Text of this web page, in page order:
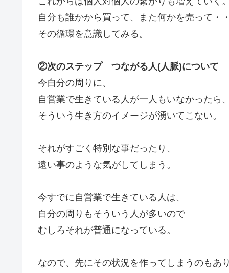
自分も誰かから買って、また何かを売って・
その循環を意識してみる。
②次のステップ つながる人(人脈)について
今自分の周りに、
自営業で生きている人が一人もいなかったら、
そういう生き方のイメージが湧いてこない。
それがすごく特別な事だったり、
遠い事のような気がしてしまう。
今すでに自営業で生きている人は、
自分の周りもそういう人が多いので
むしろそれが普通になっている。
なので、先にその状況を作ってしまうのもあり